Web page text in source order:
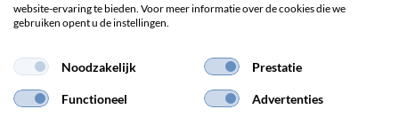
Bedrijfsgegevens
Privacybeleid
website-ervaring te bieden. Voor meer informatie over de cookies die we
gebruiken opent u de instellingen.
Noodzakelijk Prestatie
Functioneel Advertenties